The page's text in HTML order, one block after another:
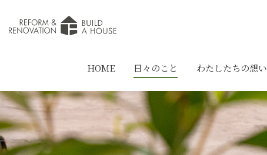
HOME 日々のこと わたしたちの想い